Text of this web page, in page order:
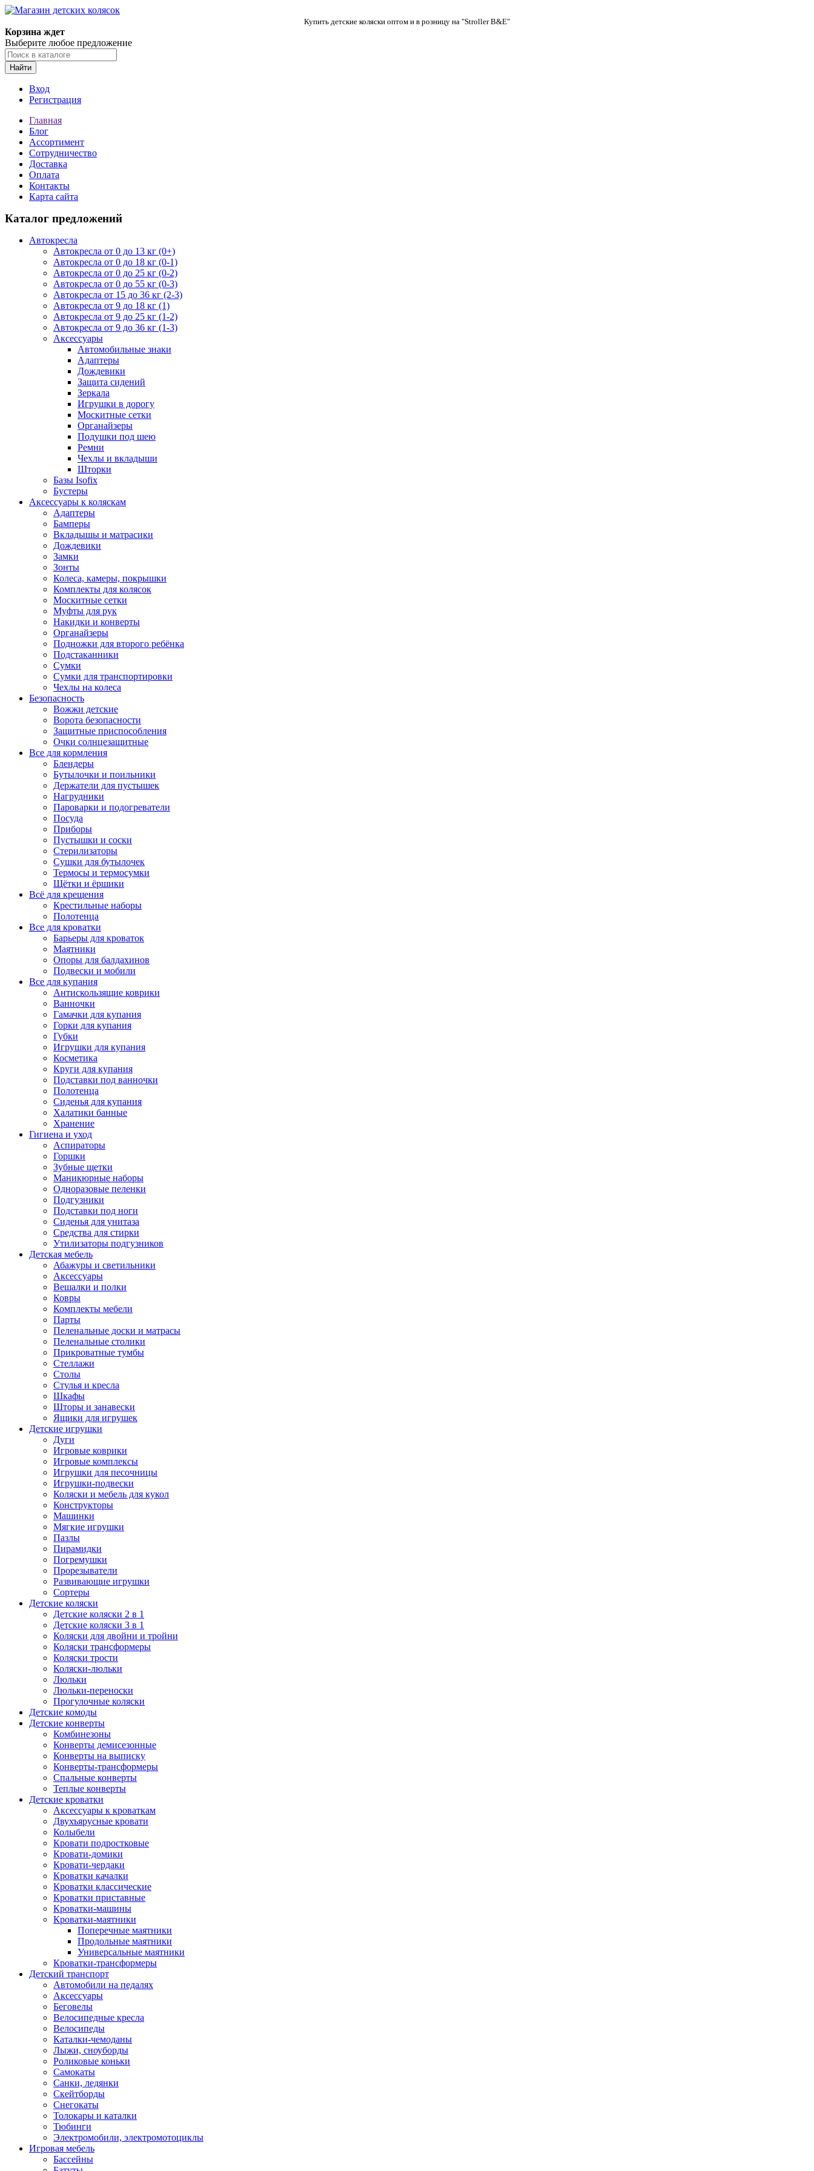
Купить детские коляски оптом и в розницу на "Stroller B&E"
Корзина ждет
Выберите любое предложение
Найти
Вход
Регистрация
Главная
Блог
Ассортимент
Сотрудничество
Доставка
Оплата
Контакты
Карта сайта
Каталог предложений
Автокресла
Автокресла от 0 до 13 кг (0+)
Автокресла от 0 до 18 кг (0-1)
Автокресла от 0 до 25 кг (0-2)
Автокресла от 0 до 55 кг (0-3)
Автокресла от 15 до 36 кг (2-3)
Автокресла от 9 до 18 кг (1)
Автокресла от 9 до 25 кг (1-2)
Автокресла от 9 до 36 кг (1-3)
Аксессуары
Автомобильные знаки
Адаптеры
Дождевики
Защита сидений
Зеркала
Игрушки в дорогу
Москитные сетки
Органайзеры
Подушки под шею
Ремни
Чехлы и вкладыши
Шторки
Базы Isofix
Бустеры
Аксессуары к коляскам
Адаптеры
Бамперы
Вкладышы и матрасики
Дождевики
Замки
Зонты
Колеса, камеры, покрышки
Комплекты для колясок
Москитные сетки
Муфты для рук
Накидки и конверты
Органайзеры
Подножки для второго ребёнка
Подстаканники
Сумки
Сумки для транспортировки
Чехлы на колеса
Безопасность
Вожжи детские
Ворота безопасности
Защитные приспособления
Очки солнцезащитные
Все для кормления
Блендеры
Бутылочки и поильники
Держатели для пустышек
Нагрудники
Пароварки и подогреватели
Посуда
Приборы
Пустышки и соски
Стерилизаторы
Сушки для бутылочек
Термосы и термосумки
Щётки и ёршики
Всё для крещения
Крестильные наборы
Полотенца
Все для кроватки
Барьеры для кроваток
Маятники
Опоры для балдахинов
Подвески и мобили
Все для купания
Антискользящие коврики
Ванночки
Гамачки для купания
Горки для купания
Губки
Игрушки для купания
Косметика
Круги для купания
Подставки под ванночки
Полотенца
Сиденья для купания
Халатики банные
Хранение
Гигиена и уход
Аспираторы
Горшки
Зубные щетки
Маникюрные наборы
Одноразовые пеленки
Подгузники
Подставки под ноги
Сиденья для унитаза
Средства для стирки
Утилизаторы подгузников
Детская мебель
Абажуры и светильники
Аксессуары
Вешалки и полки
Ковры
Комплекты мебели
Парты
Пеленальные доски и матрасы
Пеленальные столики
Прикроватные тумбы
Стеллажи
Столы
Стулья и кресла
Шкафы
Шторы и занавески
Ящики для игрушек
Детские игрушки
Дуги
Игровые коврики
Игровые комплексы
Игрушки для песочницы
Игрушки-подвески
Коляски и мебель для кукол
Конструкторы
Машинки
Мягкие игрушки
Пазлы
Пирамидки
Погремушки
Прорезыватели
Развивающие игрушки
Сортеры
Детские коляски
Детские коляски 2 в 1
Детские коляски 3 в 1
Коляски для двойни и тройни
Коляски трансформеры
Коляски трости
Коляски-люльки
Люльки
Люльки-переноски
Прогулочные коляски
Детские комоды
Детские конверты
Комбинезоны
Конверты демисезонные
Конверты на выписку
Конверты-трансформеры
Спальные конверты
Теплые конверты
Детские кроватки
Аксессуары к кроваткам
Двухъярусные кровати
Колыбели
Кровати подростковые
Кровати-домики
Кровати-чердаки
Кроватки качалки
Кроватки классические
Кроватки приставные
Кроватки-машины
Кроватки-маятники
Поперечные маятники
Продольные маятники
Универсальные маятники
Кроватки-трансформеры
Детский транспорт
Автомобили на педалях
Аксессуары
Беговелы
Велосипедные кресла
Велосипеды
Каталки-чемоданы
Лыжи, сноуборды
Роликовые коньки
Самокаты
Санки, ледянки
Скейтборды
Снегокаты
Толокары и каталки
Тюбинги
Электромобили, электромотоциклы
Игровая мебель
Бассейны